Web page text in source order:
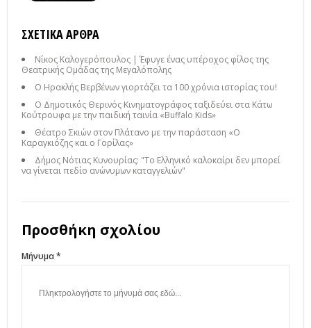
ΣΧΕΤΙΚΆ ΆΡΘΡΑ
Νίκος Καλογερόπουλος | Έφυγε ένας υπέροχος φίλος της
Θεατρικής Ομάδας της Μεγαλόπολης
Ο Ηρακλής Βερβένων γιορτάζει τα 100 χρόνια ιστορίας του!
Ο Δημοτικός Θερινός Κινηματογράφος ταξιδεύει στα Κάτω
Κούτρουφα με την παιδική ταινία «Buffalo Kids»
Θέατρο Σκιών στον Πλάτανο με την παράσταση «Ο
Καραγκιόζης και ο Γορίλας»
Δήμος Νότιας Κυνουρίας: "Το Ελληνικό καλοκαίρι δεν μπορεί
να γίνεται πεδίο ανώνυμων καταγγελιών"
Προσθήκη σχολίου
Μήνυμα *